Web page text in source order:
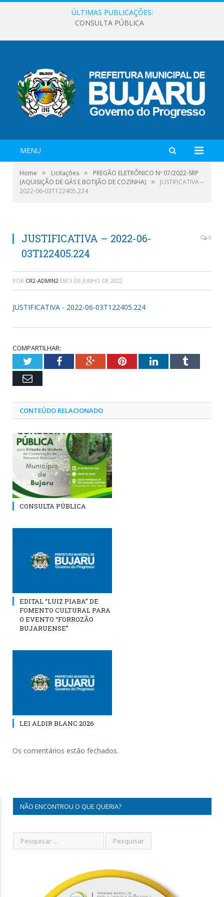
ÚLTIMAS PUBLICAÇÕES:
CONSULTA PÚBLICA
MENU
Home » Licitações »
PREGÃO ELETRÔNICO Nº 07/2022-SRP
(AQUISIÇÃO DE GÁS E BOTIJÃO DE COZINHA) »
JUSTIFICATIVA –
2022-06-03T122405.224
JUSTIFICATIVA – 2022-06-
03T122405.224
0
POR CR2-ADMIN2 EM 3 DE JUNHO DE 2022
JUSTIFICATIVA - 2022-06-03T122405.224
COMPARTILHAR:
TwitterFacebookGoogle+PinterestLinkedInTumblr
Email
CONTEÚDO RELACIONADO
CONSULTA PÚBLICA
EDITAL “LUIZ PIABA” DE
FOMENTO CULTURAL PARA
O EVENTO “FORROZÃO
BUJARUENSE”
LEI ALDIR BLANC 2026
Os comentários estão fechados.
NÃO ENCONTROU O QUE QUERIA?